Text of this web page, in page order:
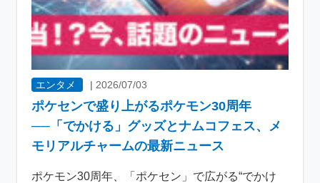
エンタメ | 2026/07/03
ポケセンで盛り上がるポケモン30周年
──「でかける」グッズとナムコフェス、メ
モリアルチャームの最新ニュース
ポケモン30周年、「ポケセン」で広がる“でかけ